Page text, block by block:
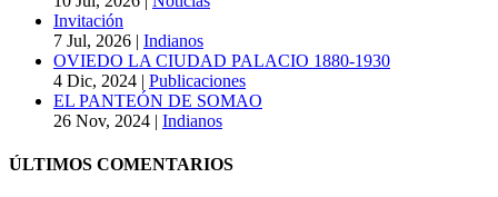
Invitación
7 Jul, 2026 | Indianos
OVIEDO LA CIUDAD PALACIO 1880-1930
4 Dic, 2024 | Publicaciones
EL PANTEÓN DE SOMAO
26 Nov, 2024 | Indianos
ÚLTIMOS COMENTARIOS